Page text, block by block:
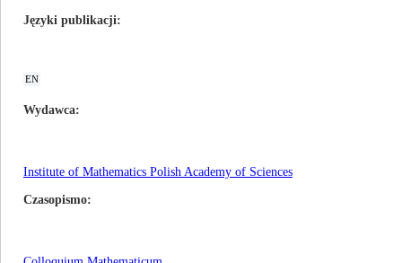
Języki publikacji
EN
Wydawca
Institute of Mathematics Polish Academy of Sciences
Czasopismo